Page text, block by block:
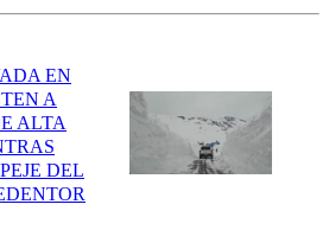
EN
A
ALTA
DEL